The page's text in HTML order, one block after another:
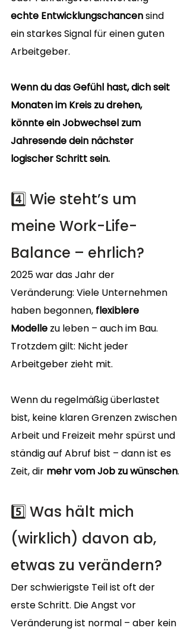
echte Entwicklungschancen sind
ein starkes Signal für einen guten
Arbeitgeber.
Wenn du das Gefühl hast, dich seit
Monaten im Kreis zu drehen,
könnte ein Jobwechsel zum
Jahresende dein nächster
logischer Schritt sein.
4️⃣ Wie steht’s um
meine Work-Life-
Balance – ehrlich?
2025 war das Jahr der
Veränderung: Viele Unternehmen
haben begonnen, flexiblere
Modelle zu leben – auch im Bau.
Trotzdem gilt: Nicht jeder
Arbeitgeber zieht mit.
Wenn du regelmäßig überlastet
bist, keine klaren Grenzen zwischen
Arbeit und Freizeit mehr spürst und
ständig auf Abruf bist – dann ist es
Zeit, dir mehr vom Job zu wünschen.
5️⃣ Was hält mich
(wirklich) davon ab,
etwas zu verändern?
Der schwierigste Teil ist oft der
erste Schritt. Die Angst vor
Veränderung ist normal – aber kein